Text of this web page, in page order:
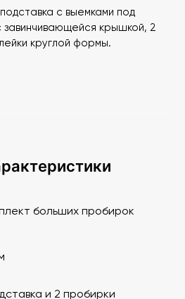
с выемками под
завинчивающейся крышкой, 2
круглой формы.
больших пробирок
и 2 пробирки